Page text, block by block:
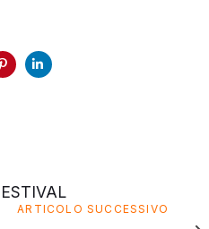
ARTICOLO SUCCESSIVO